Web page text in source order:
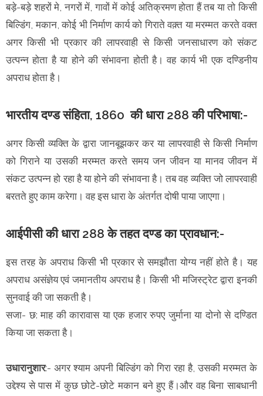
बड़े-बड़े शहरों मे, नगरों में, गावों में कोई अतिक्रमण होता हैं तब या तो किसी
बिल्डिंग, मकान, कोई भी निर्माण कार्य को गिराते वक़्त या मरम्मत करते वक्त
अगर किसी भी प्रकार की लापरवाही से किसी जनसाधारण को संकट
उत्पन्न होता है या होने की संभावना होती है। वह कार्य भी एक दण्डिनीय
अपराध होता है।
भारतीय दण्ड संहिता, 1860 की धारा 288 की परिभाषा:-
अगर किसी व्यक्ति के द्वारा जानबूझकर कर या लापरवाही से किसी निर्माण
को गिराने या उसकी मरम्मत करते समय जन जीवन या मानव जीवन में
संकट उत्पन्न हो रहा है या होने की संभावना है। तब वह व्यक्ति जो लापरवाही
बरतते हुए काम करेगा। वह इस धारा के अंतर्गत दोषी पाया जाएगा।
आईपीसी की धारा 288 के तहत दण्ड का प्रावधान:-
इस तरह के अपराध किसी भी प्रकार से समझौता योग्य नहीं होते है। यह
अपराध असंज्ञेय एवं जमानतीय अपराध है। किसी भी मजिस्ट्रेट द्वारा इनकी
सुनवाई की जा सकती है।
सजा- छ: माह की कारावास या एक हजार रुपए जुर्माना या दोनो से दण्डित
किया जा सकता है।
उधारानुशार:- अगर श्याम अपनी बिल्डिंग को गिरा रहा है, उसकी मरम्मत के
उद्देश्य से पास में कुछ छोटे-छोटे मकान बने हुए हैं।और वह बिना साबधानी